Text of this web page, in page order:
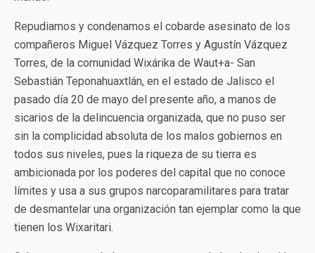
Repudiamos y condenamos el cobarde asesinato de los
compañeros Miguel Vázquez Torres y Agustín Vázquez
Torres, de la comunidad Wixárika de Waut+a- San
Sebastián Teponahuaxtlán, en el estado de Jalisco el
pasado día 20 de mayo del presente año, a manos de
sicarios de la delincuencia organizada, que no puso ser
sin la complicidad absoluta de los malos gobiernos en
todos sus niveles, pues la riqueza de su tierra es
ambicionada por los poderes del capital que no conoce
límites y usa a sus grupos narcoparamilitares para tratar
de desmantelar una organización tan ejemplar como la que
tienen los Wixaritari.